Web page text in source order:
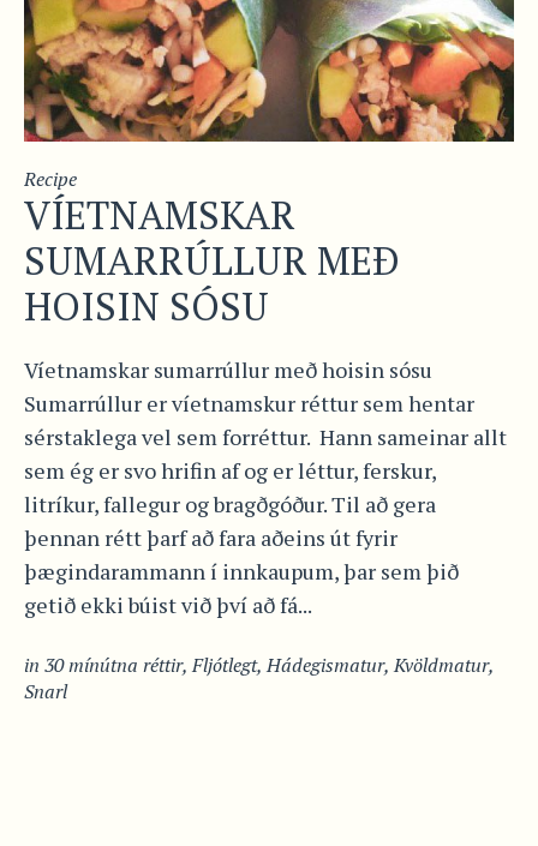
Recipe
VÍETNAMSKAR
SUMARRÚLLUR MEÐ
HOISIN SÓSU
Víetnamskar sumarrúllur með hoisin sósu
Sumarrúllur er víetnamskur réttur sem hentar
sérstaklega vel sem forréttur. Hann sameinar allt
sem ég er svo hrifin af og er léttur, ferskur,
litríkur, fallegur og bragðgóður. Til að gera
þennan rétt þarf að fara aðeins út fyrir
þægindarammann í innkaupum, þar sem þið
getið ekki búist við því að fá...
in 30 mínútna réttir,Fljótlegt,Hádegismatur,Kvöldmatur,
Snarl